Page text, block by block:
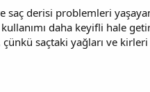
saç derisi problemleri
daha keyifli hale
saçtaki yağları ve kirleri